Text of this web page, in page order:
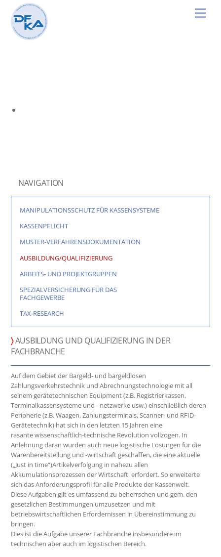
content
NAVIGATION
MANIPULATIONSSCHUTZ FÜR KASSENSYSTEME
KASSENPFLICHT
MUSTER-VERFAHRENSDOKUMENTATION
AUSBILDUNG/QUALIFIZIERUNG
ARBEITS- UND PROJEKTGRUPPEN
SPEZIALVERSICHERUNG FÜR DAS
FACHGEWERBE
TAX-RESEARCH
〉AUSBILDUNG UND QUALIFIZIERUNG IN DER
FACHBRANCHE
Auf dem Gebiet der Bargeld- und bargeldlosen
Zahlungsverkehrstechnik und Abrechnungstechnologie mit all
seinem gerätetechnischen Equipment (z.B. Registrierkassen,
Terminalkassensysteme und –netzwerke usw.) einschließlich deren
Peripherie (z.B. Waagen, Zahlungsterminals, Scanner- und RFID-
Gerätetechnik) hat sich in den letzten 15 Jahren eine
rasante wissenschaftlich-technische Revolution vollzogen. In
Anlehnung daran wurden auch neue logistische Lösungen für die
Warenbereitstellung und -wirtschaft geschaffen, die eine aktuelle
(„Just in time“)Artikelverfolgung in nahezu allen
Akkumulationsprozessen der Wirtschaft erfordert. So erweiterte
sich das Anforderungsprofil für alle Produkte der Kassenwelt.
Diese Aufgaben gilt es umfassend zu beherrschen und gem. den
gesetzlichen Bestimmungen umzusetzen und mit
betriebswirtschaftlichen Erfordernissen in Übereinstimmung zu
bringen.
Dies ist die Aufgabe unserer Fachbranche insbesondere im
technischen aber auch im logistischen Bereich.